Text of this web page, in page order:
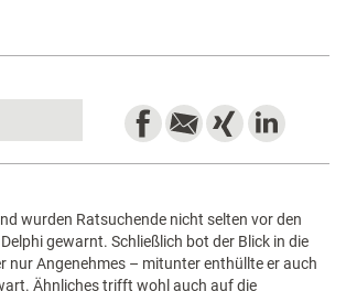
wurden Ratsuchende nicht selten vor den
gewarnt. Schließlich bot der Blick in die
nur Angenehmes – mitunter enthüllte er auch
Ähnliches trifft wohl auch auf die